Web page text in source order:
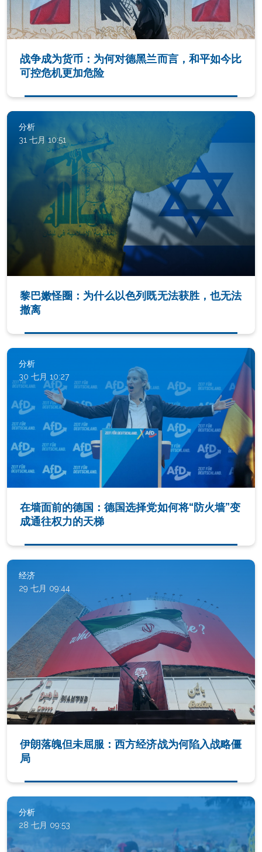
战争成为货币：为何对德黑兰而言，和平如今比
可控危机更加危险
分析
31 七月 10:51
黎巴嫩怪圈：为什么以色列既无法获胜，也无法
撤离
分析
30 七月 10:27
在墙面前的德国：德国选择党如何将“防火墙”变
成通往权力的天梯
经济
29 七月 09:44
伊朗落魄但未屈服：西方经济战为何陷入战略僵
局
分析
28 七月 09:53